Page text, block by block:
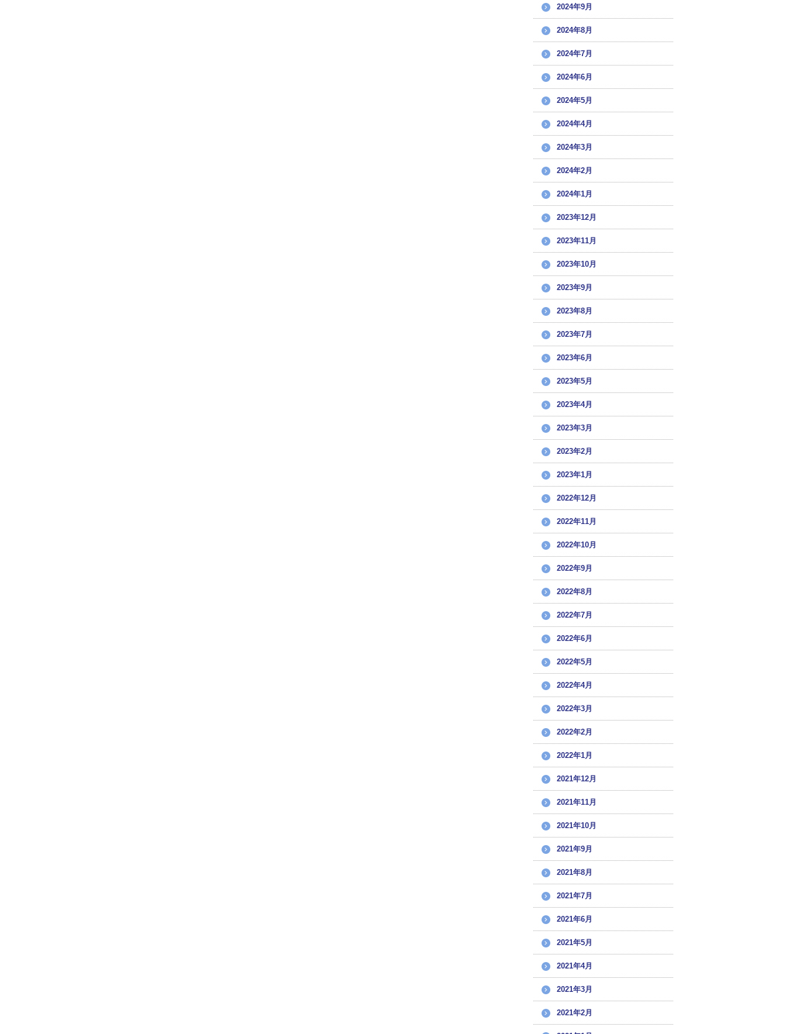
2024年9月
2024年8月
2024年7月
2024年6月
2024年5月
2024年4月
2024年3月
2024年2月
2024年1月
2023年12月
2023年11月
2023年10月
2023年9月
2023年8月
2023年7月
2023年6月
2023年5月
2023年4月
2023年3月
2023年2月
2023年1月
2022年12月
2022年11月
2022年10月
2022年9月
2022年8月
2022年7月
2022年6月
2022年5月
2022年4月
2022年3月
2022年2月
2022年1月
2021年12月
2021年11月
2021年10月
2021年9月
2021年8月
2021年7月
2021年6月
2021年5月
2021年4月
2021年3月
2021年2月